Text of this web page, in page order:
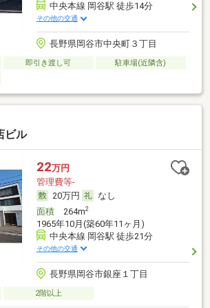
中央本線 岡谷駅 徒歩14分
その他の交通
長野県岡谷市中央町３丁目
即引き渡し可
駐車場(近隣含)
ビル
22万円
管理費等-
20万円
なし
面積264m2
1965年10月(築60年11ヶ月)
中央本線 岡谷駅 徒歩21分
その他の交通
長野県岡谷市銀座１丁目
2階以上